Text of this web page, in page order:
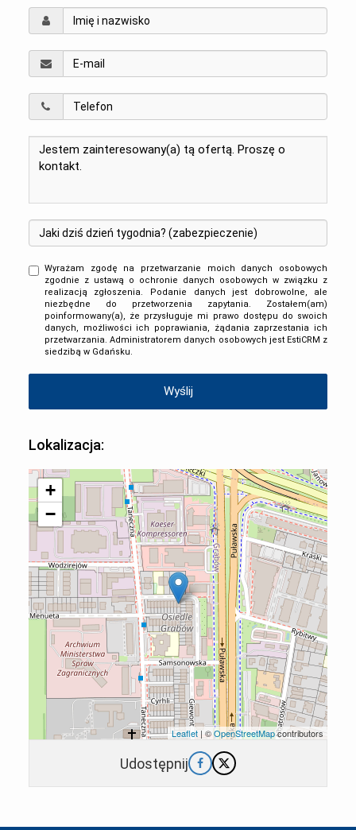
Wyrażam zgodę na przetwarzanie moich danych osobowych
zgodnie z ustawą o ochronie danych osobowych w związku z
realizacją zgłoszenia. Podanie danych jest dobrowolne, ale
niezbędne do przetworzenia zapytania. Zostałem(am)
poinformowany(a), że przysługuje mi prawo dostępu do swoich
danych, możliwości ich poprawiania, żądania zaprzestania ich
przetwarzania. Administratorem danych osobowych jest EstiCRM z
siedzibą w Gdańsku.
Lokalizacja:
+
−
Leaflet | ©OpenStreetMapcontributors
Udostępnij